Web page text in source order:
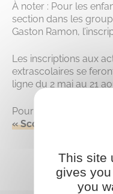
À noter : Pour les
section dans les
Gaston Ramon,
Les inscriptions aux
extrascolaires se
ligne du 2 mai au 21
Pour en savoir plus,
« Scolarité »
This site
gives
you